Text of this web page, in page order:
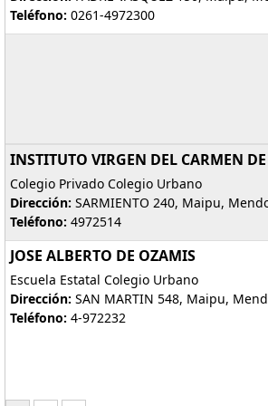
Teléfono: 0261-4972300
INSTITUTO VIRGEN DEL CARMEN
Colegio Privado Colegio Urbano
Dirección: SARMIENTO 240, Maipu,
Teléfono: 4972514
JOSE ALBERTO DE OZAMIS
Escuela Estatal Colegio Urbano
Dirección: SAN MARTIN 548, Maipu,
Teléfono: 4-972232